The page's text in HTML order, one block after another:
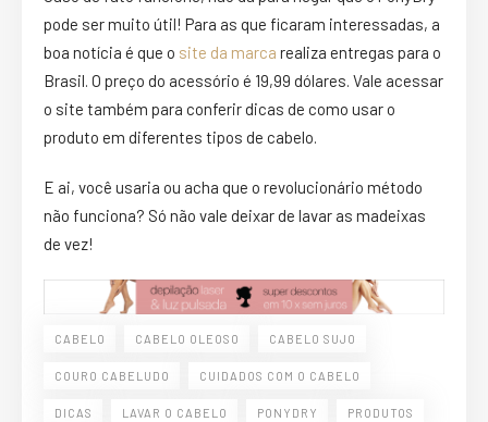
pode ser muito útil! Para as que ficaram interessadas, a
boa notícia é que o site da marca realiza entregas para o
Brasil. O preço do acessório é 19,99 dólares. Vale acessar
o site também para conferir dicas de como usar o
produto em diferentes tipos de cabelo.
E ai, você usaria ou acha que o revolucionário método
não funciona? Só não vale deixar de lavar as madeixas
de vez!
CABELO CABELO OLEOSO CABELO SUJO
COURO CABELUDO CUIDADOS COM O CABELO
DICAS LAVAR O CABELO PONYDRY PRODUTOS